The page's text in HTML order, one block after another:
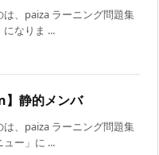
、paiza ラーニング問題集
になりま ...
静的メンバ
、paiza ラーニング問題集
ュー」に ...